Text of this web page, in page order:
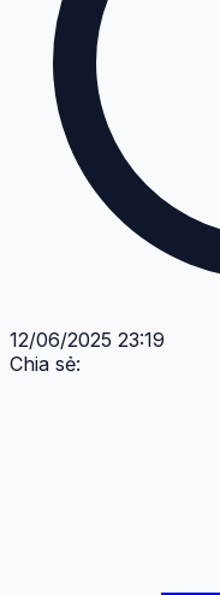
12/06/2025 23:19
Chia sẻ: